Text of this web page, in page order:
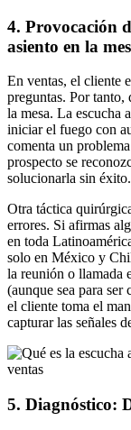
4. Provocación
asiento en la
En ventas, el cliente
preguntas. Por tanto,
la mesa. La escucha
iniciar el fuego con
comenta un
prospecto se
solucionarla sin éxito.
Otra táctica
errores. Si afirmas
en toda
solo en México y
la reunión o llamada
(aunque sea para
el cliente toma el
capturar las señales
5. Diagnóstico: